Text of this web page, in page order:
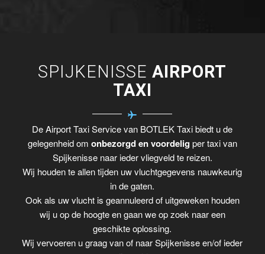
SPIJKENISSEAIRPORT
TAXI
De Airport Taxi Service van BOTLEK Taxi biedt u de
gelegenheid om onbezorgd en voordelig per taxi van
Spijkenisse naar ieder vliegveld te reizen.
Wij houden te allen tijden uw vluchtgegevens nauwkeurig
in de gaten.
Ook als uw vlucht is geannuleerd of uitgeweken houden
wij u op de hoogte en gaan we op zoek naar een
geschikte oplossing.
Wij vervoeren u graag van of naar Spijkenisse en/of ieder